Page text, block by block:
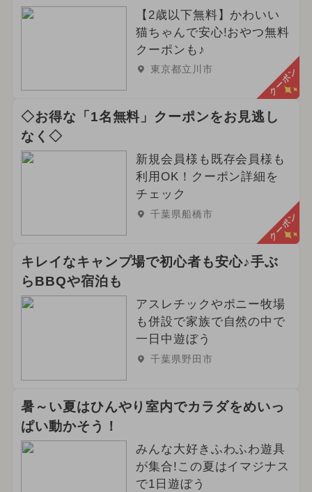
【2歳以下無料】かわいい
猫ちゃんで安心!おやつ無料
クーポンも♪
東京都立川市 クーポン
◇お得な「1名無料」クーポンをお見逃し
なく◇
新規会員様も既存会員様も
利用OK！クーポン詳細を
チェック
千葉県船橋市 クーポン
キレイなキャンプ場で初心者も安心♪手ぶ
らBBQや宿泊も
アスレチックやポニー牧場
も併設で家族で自然の中で
一日中遊ぼう
千葉県野田市
暑～い夏はひんやり室内でカラダをめいっ
ぱい動かそう！
みんな大好きふわふわ遊具
が集合!この夏はイマジナス
で1日遊ぼう